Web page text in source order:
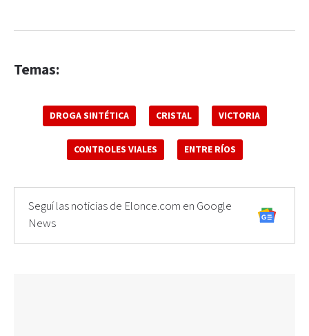
Temas:
DROGA SINTÉTICA CRISTAL VICTORIA
CONTROLES VIALES ENTRE RÍOS
Seguí las noticias de Elonce.com en Google
News